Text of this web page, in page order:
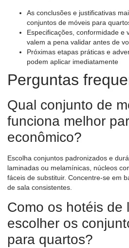
As conclusões e justificativas
conjuntos de móveis para
Especificações, conformidade e
valem a pena validar antes de
Próximas etapas práticas e
podem aplicar imediatamente
Perguntas
Qual conjunto de
funciona melhor
econômico?
Escolha conjuntos padronizados e
laminadas ou melamínicas, núcleos
fáceis de substituir. Concentre-se em
de sala consistentes.
Como os hotéis de
escolher os
para quartos?